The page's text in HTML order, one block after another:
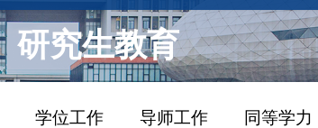
研究生教育
学位工作 导师工作 同等学力